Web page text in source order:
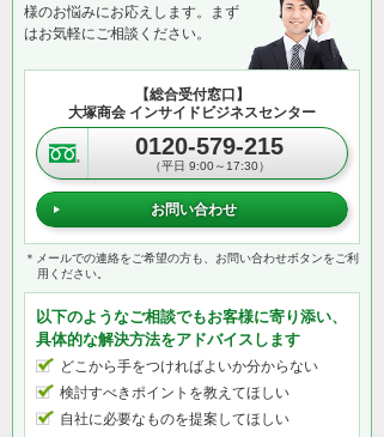
らくらくネットワークシリーズの特長は安
心、安全、柔軟の三つです。
【安心】管理・運用を全ておまかせ
お客様のネットワーク機器を大塚商会がリ
モートでまるごと監視・管理します。設定
変更も全て代行します。万が一、リモート
では復旧しないトラブルが発生しても、近
くのサポート拠点からエンジニアがかけつ
け対応するので安心です。
【安全】万全のセキュリティ
ネットワークのセキュリティ対策もお任せ
ください。外部からの攻撃をブロックする
様のお悩みにお応えします。まず
はお気軽にご相談ください。
【総合受付窓口】
大塚商会 インサイドビジネスセンター
0120-579-215
（平日 9:00～17:30）
お問い合わせ
＊メールでの連絡をご希望の方も、お問い合わせボタンをご利
用ください。
以下のようなご相談でもお客様に寄り添い、
具体的な解決方法をアドバイスします
どこから手をつければよいか分からない
検討すべきポイントを教えてほしい
自社に必要なものを提案してほしい